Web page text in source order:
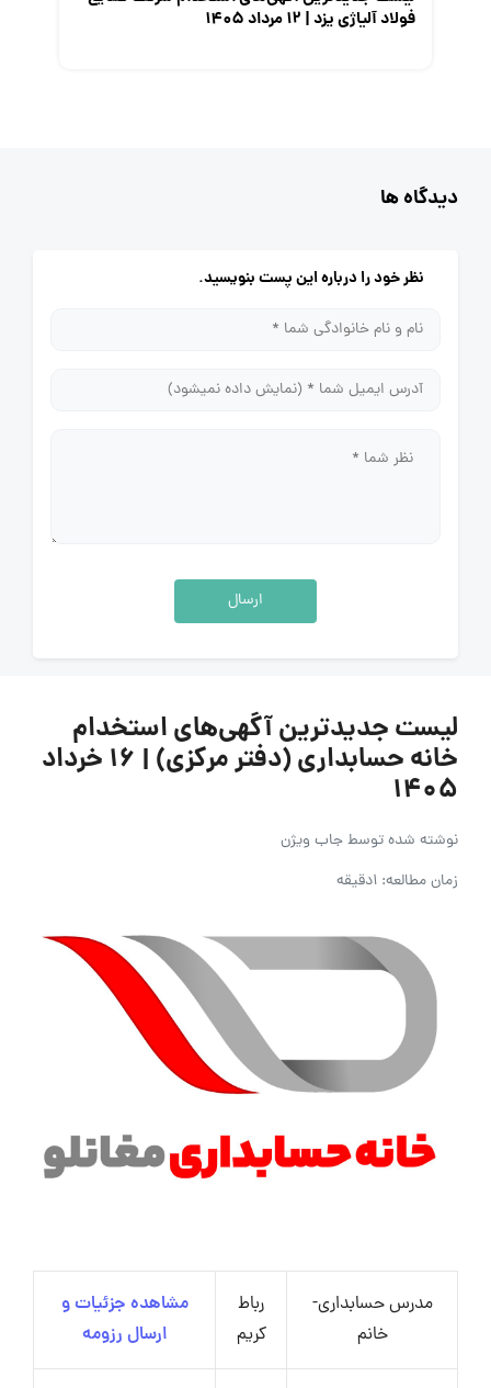
فولاد آلیاژی یزد | ۱۲ مرداد ۱۴۰۵
دیدگاه ها
نظر خود را درباره این پست بنویسید.
ارسال
لیست جدیدترین آگهی‌های استخدام
خانه حسابداری (دفتر مرکزی) | ۱۶ خرداد
۱۴۰۵
نوشته شده توسطجاب ویژن
زمان مطالعه: 1دقیقه
مدرس حسابداری-
خانم
رباط
کریم
مشاهده جزئیات و
ارسال رزومه